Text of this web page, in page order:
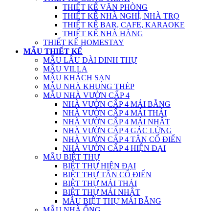
THIẾT KẾ VĂN PHÒNG
THIẾT KẾ NHÀ NGHỈ, NHÀ TRỌ
THIẾT KẾ BAR, CAFE, KARAOKE
THIẾT KẾ NHÀ HÀNG
THIẾT KẾ HOMESTAY
MẪU THIẾT KẾ
MẪU LÂU ĐÀI DINH THỰ
MẪU VILLA
MẪU KHÁCH SẠN
MẪU NHÀ KHUNG THÉP
MẪU NHÀ VƯỜN CẤP 4
NHÀ VƯỜN CẤP 4 MÁI BẰNG
NHÀ VƯỜN CẤP 4 MÁI THÁI
NHÀ VƯỜN CẤP 4 MÁI NHẬT
NHÀ VƯỜN CẤP 4 GÁC LỬNG
NHÀ VƯỜN CẤP 4 TÂN CỔ ĐIỂN
NHÀ VƯỜN CẤP 4 HIỆN ĐẠI
MẪU BIỆT THỰ
BIỆT THỰ HIỆN ĐẠI
BIỆT THỰ TÂN CỔ ĐIỂN
BIỆT THỰ MÁI THÁI
BIỆT THỰ MÁI NHẬT
MẪU BIỆT THỰ MÁI BẰNG